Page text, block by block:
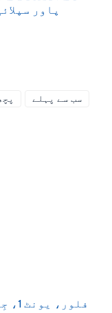
پاور
سب سے پہلے